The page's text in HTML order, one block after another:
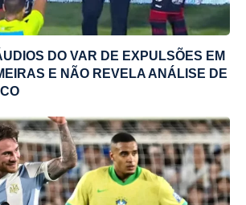
DO VAR DE EXPULSÕES EM
E NÃO REVELA ANÁLISE DE